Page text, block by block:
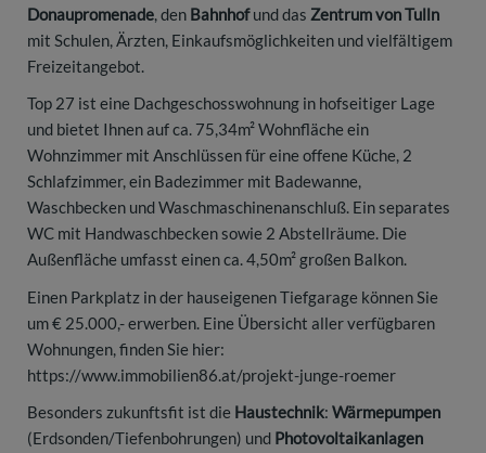
Donaupromenade, den Bahnhofund das Zentrum von Tulln
mit Schulen, Ärzten, Einkaufsmöglichkeiten und vielfältigem
Freizeitangebot.
Top 27 ist eine Dachgeschosswohnung in hofseitiger Lage
und bietet Ihnen auf ca. 75,34m² Wohnfläche ein
Wohnzimmer mit Anschlüssen für eine offene Küche, 2
Schlafzimmer, ein Badezimmer mit Badewanne,
Waschbecken und Waschmaschinenanschluß. Ein separates
WC mit Handwaschbecken sowie 2 Abstellräume. Die
Außenfläche umfasst einen ca. 4,50m² großen Balkon.
Einen Parkplatz in der hauseigenen Tiefgarage können Sie
um € 25.000,- erwerben. Eine Übersicht aller verfügbaren
Wohnungen, finden Sie hier:
https://www.immobilien86.at/projekt-junge-roemer
Besonders zukunftsfit ist die Haustechnik: Wärmepumpen
(Erdsonden/Tiefenbohrungen) und Photovoltaikanlagen